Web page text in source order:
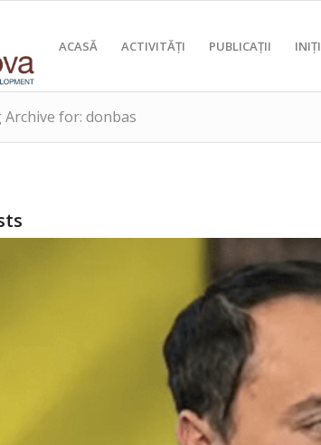
ACASĂ ACTIVITĂȚI PUBLICAȚII
Archive for: donbas